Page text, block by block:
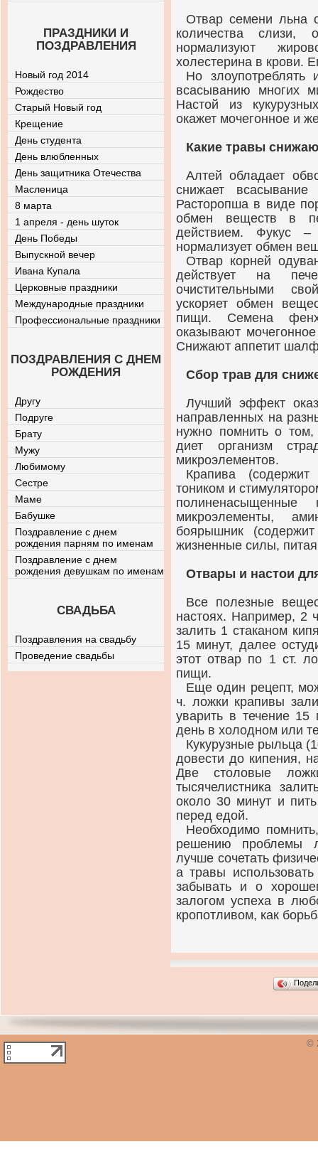
Отвар семени льна
количества слизи,
нормализуют
холестерина в крови.
Но злоупотреблять
всасыванию многих
Настой из
окажет мочегонное и
Какие травы
Алтей обладает
снижает
Расторопша в виде
обмен веществ в
действием. Фукус –
нормализует обмен
Отвар корней
действует на
очистительными
ускоряет обмен
пищи. Семена
оказывают
Снижают аппетит
Сбор трав для
Лучший эффект
направленных на
нужно помнить о
диет организм
микроэлементов.
Крапива
тоником и
полиненасыщенные
микроэлементы,
боярышник
жизненные силы, питая
Отвары и настои
Все полезные
настоях. Например, 2
залить 1 стаканом
15 минут, далее
этот отвар по 1 ст.
пищи.
Еще один рецепт,
ч. ложки крапивы
уварить в течение
день в холодном или
Кукурузные рыльца
довести до кипения,
Две столовые
тысячелистника
около 30 минут и
перед едой.
Необходимо
решению проблемы
лучше сочетать
а травы
забывать и о
залогом успеха в
кропотливом, как
ПРАЗДНИКИ И
ПОЗДРАВЛЕНИЯ
Новый год 2014
Рождество
Старый Новый год
Крещение
День студента
День влюбленных
День защитника Отечества
Масленица
8 марта
1 апреля - день шуток
День Победы
Выпускной вечер
Ивана Купала
Церковные праздники
Международные праздники
Профессиональные праздники
ПОЗДРАВЛЕНИЯ С ДНЕМ
РОЖДЕНИЯ
Другу
Подруге
Брату
Мужу
Любимому
Сестре
Маме
Бабушке
Поздравление с днем
рождения парням по именам
Поздравление с днем
рождения девушкам по именам
СВАДЬБА
Поздравления на свадьбу
Проведение свадьбы
©